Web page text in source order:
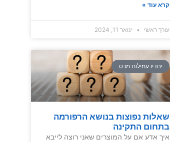
קרא עוד »
עורך ראשי ינואר 11, 2024
יחדיו עמילות מכס
שאלות נפוצות בנושא הרפורמה
בתחום התקינה
איך אדע אם על המוצרים שאני רוצה לייבא